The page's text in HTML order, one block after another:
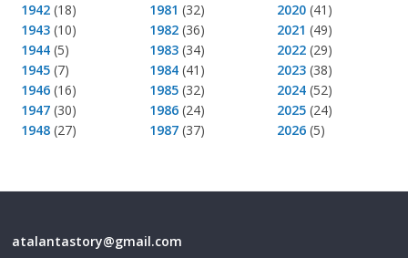
1942 (18)
1943 (10)
1944 (5)
1945 (7)
1946 (16)
1947 (30)
1948 (27)
1981 (32)
1982(36)
1983(34)
1984(41)
1985(32)
1986(24)
1987(37)
2020 (41)
2021 (49)
2022 (29)
2023 (38)
2024 (52)
2025 (24)
2026 (5)
atalantastory@gmail.com